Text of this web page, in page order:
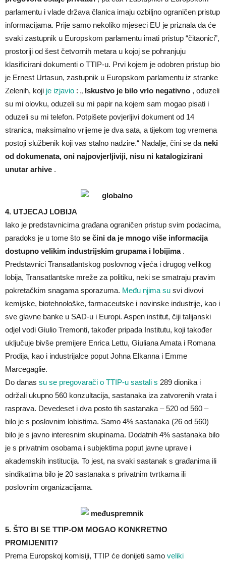
parlamentu i vlade država članica imaju ozbiljno ograničen pristup
informacijama. Prije samo nekoliko mjeseci EU je priznala da će
svaki zastupnik u Europskom parlamentu imati pristup “čitaonici”,
prostoriji od šest četvornih metara u kojoj se pohranjuju
klasificirani dokumenti o TTIP-u. Prvi kojem je odobren pristup bio
je Ernest Urtasun, zastupnik u Europskom parlamentu iz stranke
Zelenih, koji je izjavio : „ Iskustvo je bilo vrlo negativno , oduzeli
su mi olovku, oduzeli su mi papir na kojem sam mogao pisati i
oduzeli su mi telefon. Potpišete povjerljivi dokument od 14
stranica, maksimalno vrijeme je dva sata, a tijekom tog vremena
postoji službenik koji vas stalno nadzire.“ Nadalje, čini se da neki
od dokumenata, oni najpovjerljiviji, nisu ni katalogizirani
unutar arhive .
4. UTJECAJ LOBIJA
Iako je predstavnicima građana ograničen pristup svim podacima,
paradoks je u tome što se čini da je mnogo više informacija
dostupno velikim industrijskim grupama i lobijima.
Predstavnici Transatlantskog poslovnog vijeća i drugog velikog
lobija, Transatlantske mreže za politiku, neki se smatraju pravim
pokretačkim snagama sporazuma. Među njima su svi divovi
kemijske, biotehnološke, farmaceutske i novinske industrije, kao i
sve glavne banke u SAD-u i Europi. Aspen institut, čiji talijanski
odjel vodi Giulio Tremonti, također pripada Institutu, koji također
uključuje bivše premijere Enrica Lettu, Giuliana Amata i Romana
Prodija, kao i industrijalce poput Johna Elkanna i Emme
Marcegaglie.
Do danas su se pregovarači o TTIP-u sastali s 289 dionika i
održali ukupno 560 konzultacija, sastanaka iza zatvorenih vrata i
rasprava. Devedeset i dva posto tih sastanaka – 520 od 560 –
bilo je s poslovnim lobistima. Samo 4% sastanaka (26 od 560)
bilo je s javno interesnim skupinama. Dodatnih 4% sastanaka bilo
je s privatnim osobama i subjektima poput javne uprave i
akademskih institucija. To jest, na svaki sastanak s građanima ili
sindikatima bilo je 20 sastanaka s privatnim tvrtkama ili
poslovnim organizacijama.
5. ŠTO BI SE TTIP-OM MOGAO KONKRETNO
PROMIJENITI?
Prema Europskoj komisiji, TTIP će donijeti samo veliki